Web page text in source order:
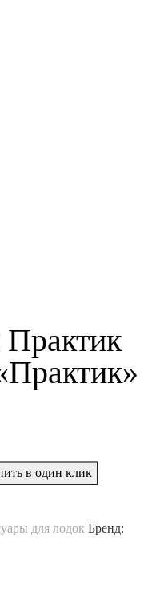
в один клик
для лодок Бренд: